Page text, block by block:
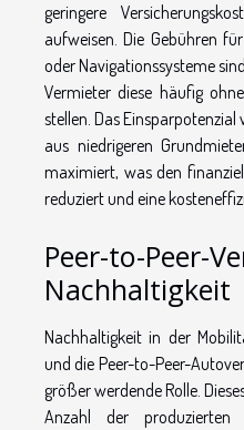
geringere
aufweisen. Die Gebühren
oder Navigationssysteme
Vermieter diese häufig
stellen. Das
aus niedrigeren
maximiert, was den
reduziert und eine
Peer-to-Peer-
Nachhaltigkeit
Nachhaltigkeit in der
und die Peer-to-Peer-
größer werdende Rolle.
Anzahl der produzierten